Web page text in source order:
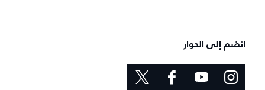
انضم إلى الحوار